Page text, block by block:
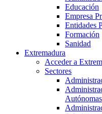
Educación
Empresa
Entidades
Formación
Sanidad
Extremadura
Acceder a
Sectores
Autónomas